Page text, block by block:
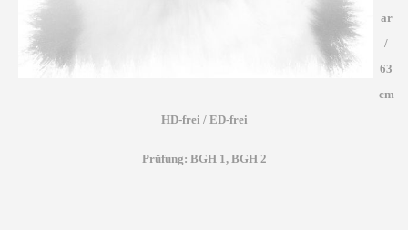
ar
/
63
cm
HD-frei / ED-frei
Prüfung: BGH 1, BGH 2